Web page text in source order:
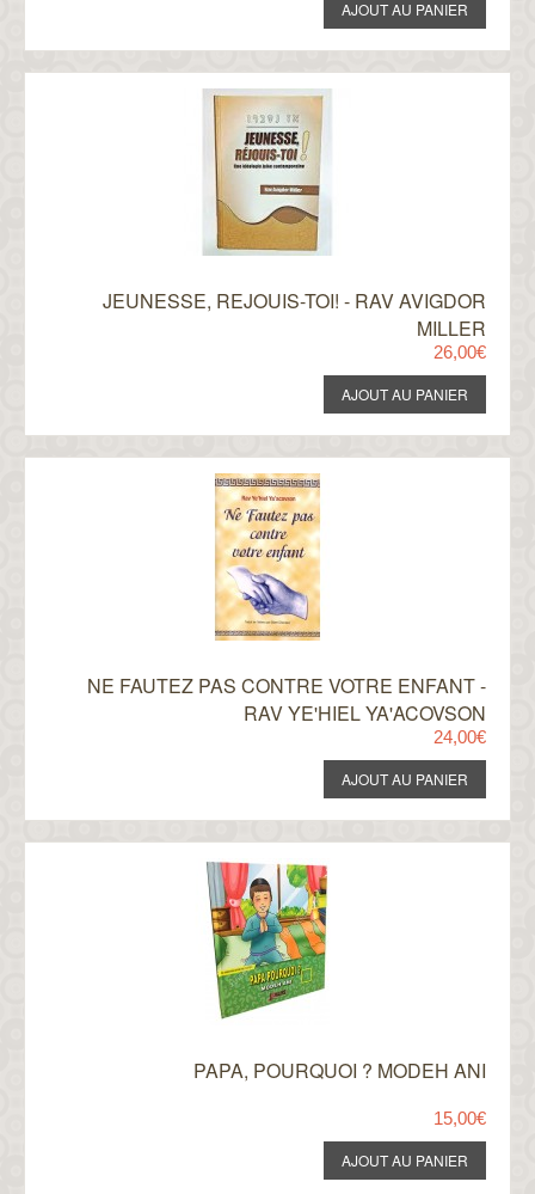
JEUNESSE, REJOUIS-TOI! - RAV AVIGDOR
MILLER
26,00€
NE FAUTEZ PAS CONTRE VOTRE ENFANT -
RAV YE'HIEL YA'ACOVSON
24,00€
PAPA, POURQUOI ? MODEH ANI
15,00€